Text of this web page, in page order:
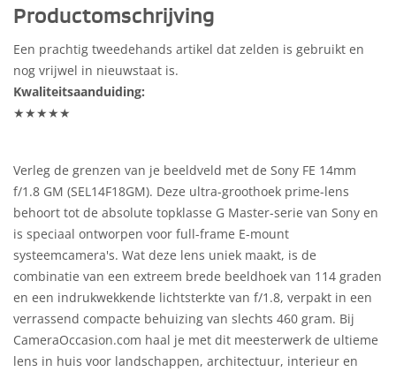
Productomschrijving
Een prachtig tweedehands artikel dat zelden is gebruikt en
nog vrijwel in nieuwstaat is.
Kwaliteitsaanduiding:
★★★★★
Verleg de grenzen van je beeldveld met de Sony FE 14mm
f/1.8 GM (SEL14F18GM). Deze ultra-groothoek prime-lens
behoort tot de absolute topklasse G Master-serie van Sony en
is speciaal ontworpen voor full-frame E-mount
systeemcamera's. Wat deze lens uniek maakt, is de
combinatie van een extreem brede beeldhoek van 114 graden
en een indrukwekkende lichtsterkte van f/1.8, verpakt in een
verrassend compacte behuizing van slechts 460 gram. Bij
CameraOccasion.com haal je met dit meesterwerk de ultieme
lens in huis voor landschappen, architectuur, interieur en